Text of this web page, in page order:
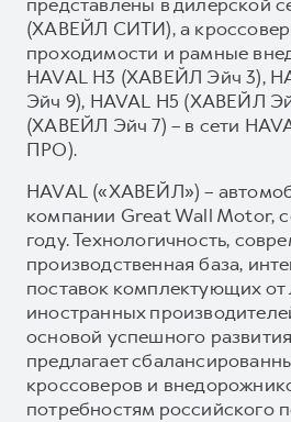
(ХАВЕЙЛ СИТИ), а
проходимости и рамные
HAVAL H3 (ХАВЕЙЛ Эйч 3),
Эйч 9), HAVAL H5 (ХАВЕЙЛ
(ХАВЕЙЛ Эйч 7) – в сети
ПРО).
HAVAL («ХАВЕЙЛ») –
компании Great Wall Motor,
году. Технологичность,
производственная база,
поставок комплектующих
иностранных
основой успешного
предлагает
кроссоверов и
потребностям российского